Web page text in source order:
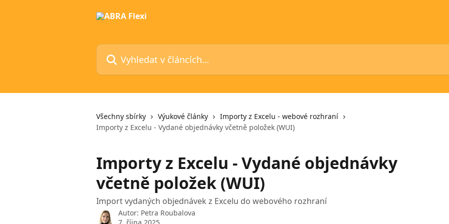
Vyhledat v článcích…
Všechny sbírky Výukové články
Importy z Excelu - webové rozhraní
Importy z Excelu - Vydané objednávky včetně položek (WUI)
Importy z Excelu - Vydané objednávky
včetně položek (WUI)
Import vydaných objednávek z Excelu do webového rozhraní
Autor: Petra Roubalova